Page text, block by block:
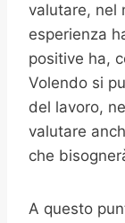
valutare, nel
esperienza
positive ha,
Volendo si
del lavoro,
valutare
che
A questo